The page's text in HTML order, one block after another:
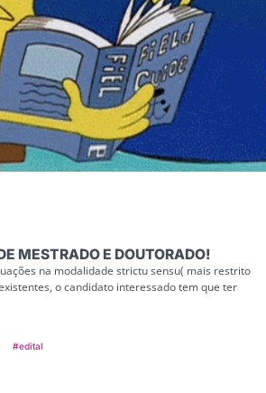
MESTRADO E DOUTORADO!
na modalidade strictu sensu( mais restrito
o candidato interessado tem que ter
#edital